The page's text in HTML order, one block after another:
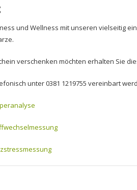
und Wellness mit unseren vielseitig
verschenken möchten erhalten Sie
unter 0381 1219755 vereinbart